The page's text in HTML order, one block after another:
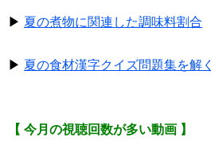
▶ 夏の煮物に関連した調味料割合
▶ 夏の食材漢字クイズ問題集を解く
【 今月の視聴回数が多い動画 】